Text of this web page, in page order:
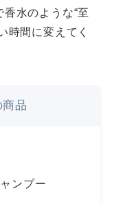
水のような“至
時間に変えてく
品
ンプー